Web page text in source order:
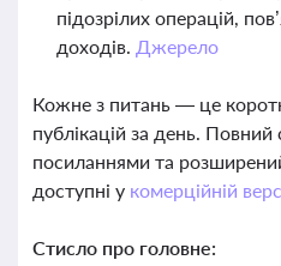
підозрілих операцій,
доходів. Джерело
Кожне з питань — це
публікацій за день.
посиланнями та
доступні у комерційній
Стисло про головне: